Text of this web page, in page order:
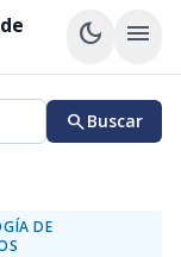
dark_mode menu
searchBuscar
DE